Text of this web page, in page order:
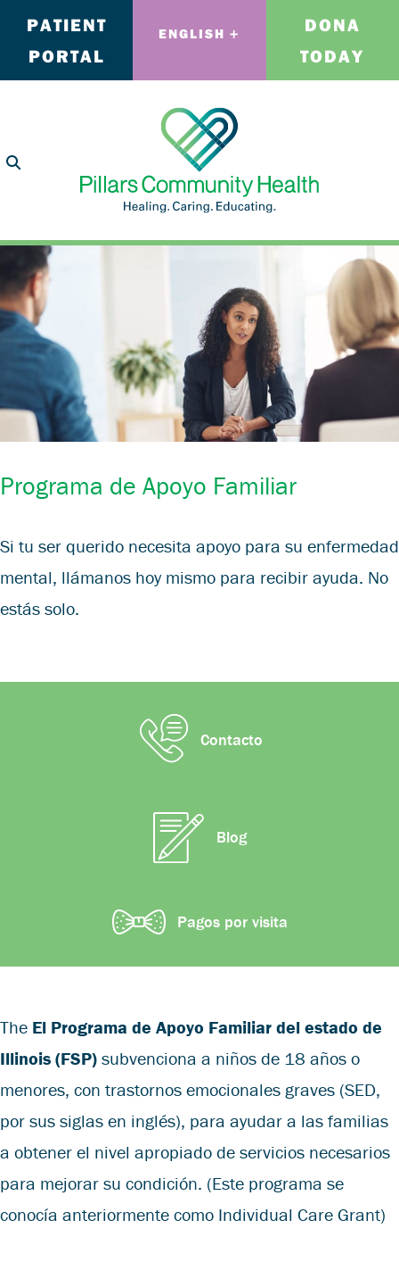
PATIENT
PORTAL
ENGLISH
DONA
TODAY
Programa de Apoyo Familiar
Si tu ser querido necesita apoyo para su enfermedad
mental, llámanos hoy mismo para recibir ayuda. No
estás solo.
Contacto
Blog
Pagos por visita
The El Programa de Apoyo Familiar del estado de
Illinois (FSP) subvenciona a niños de 18 años o
menores, con trastornos emocionales graves (SED,
por sus siglas en inglés), para ayudar a las familias
a obtener el nivel apropiado de servicios necesarios
para mejorar su condición. (Este programa se
conocía anteriormente como Individual Care Grant)